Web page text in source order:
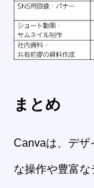
まとめ
Canvaは、デザ
な操作や豊富